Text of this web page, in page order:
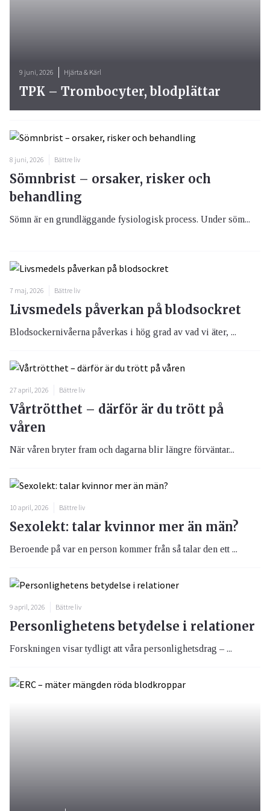
9 juni, 2026 Hjärta & Kärl
TPK – Trombocyter, blodplättar
8 juni, 2026 Bättre liv
Sömnbrist – orsaker, risker och
behandling
Sömn är en grundläggande fysiologisk process. Under söm...
7 maj, 2026 Bättre liv
Livsmedels påverkan på blodsockret
Blodsockernivåerna påverkas i hög grad av vad vi äter, ...
27 april, 2026 Bättre liv
Vårtrötthet – därför är du trött på
våren
När våren bryter fram och dagarna blir längre förväntar...
10 april, 2026 Bättre liv
Sexolekt: talar kvinnor mer än män?
Beroende på var en person kommer från så talar den ett ...
9 april, 2026 Bättre liv
Personlighetens betydelse i relationer
Forskningen visar tydligt att våra personlighetsdrag – ...